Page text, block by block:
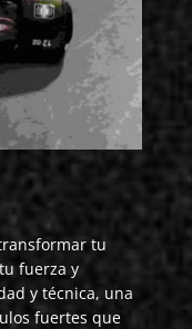
tu
fuerza y
y técnica, una
fuertes que